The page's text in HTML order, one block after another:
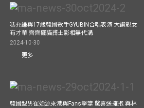
馮允謙與17歲韓國歌手GYUBIN合唱表演 大讚靚女
有才華 齊齊擺貓甫士影相無代溝
2024-10-30
更多
韓國型男崔始源來港與Fans擊掌 驚喜送擁抱 與林